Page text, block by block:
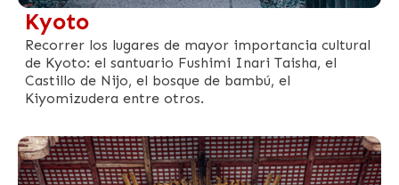
Kyoto
Recorrer los lugares de mayor importancia cultural
de Kyoto: el santuario Fushimi Inari Taisha, el
Castillo de Nijo, el bosque de bambú, el
Kiyomizudera entre otros.